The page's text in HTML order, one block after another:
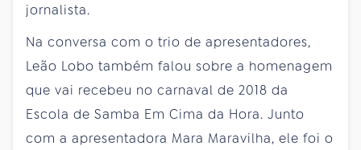
jornalista.
Na conversa com o trio de apresentadores,
Leão Lobo também falou sobre a homenagem
que vai recebeu no carnaval de 2018 da
Escola de Samba Em Cima da Hora. Junto
com a apresentadora Mara Maravilha, ele foi o